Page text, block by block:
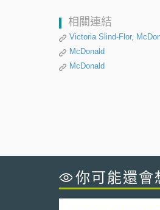
相關連結
Victoria Slind-Flor,
McDonald
McDonald
你可能還會